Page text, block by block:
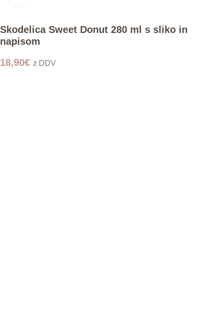
Skodelica Sweet Donut 280 ml s sliko in
napisom
18,90€ z DDV